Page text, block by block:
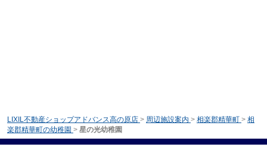
LIXIL不動産ショップアドバンス高の原店 > 周辺施設案内 > 相楽郡精華町 > 相
楽郡精華町の幼稚園 > 星の光幼稚園